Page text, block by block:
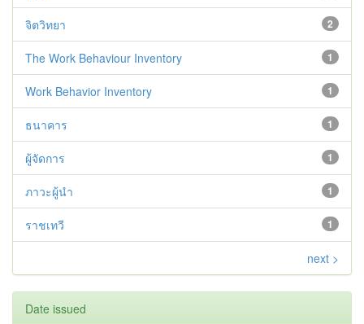
2
จิตวิทยา
1
The Work Behaviour Inventory
1
Work Behavior Inventory
1
ธนาคาร
1
ผู้จัดการ
1
ภาวะผู้นำ
1
ราชเทวี
next >
Date issued